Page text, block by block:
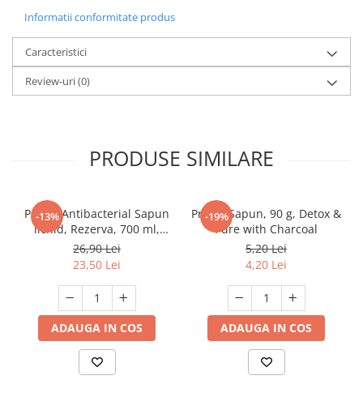
Informatii conformitate produs
Caracteristici
Review-uri(0)
PRODUSE SIMILARE
-13%
Protex Antibacterial Sapun
lichid, Rezerva, 700 ml,
Fresh
26,90 Lei
23,50 Lei
ADAUGA IN COS
-19%
Protex Sapun, 90 g, Detox &
Pure with Charcoal
5,20 Lei
4,20 Lei
ADAUGA IN COS